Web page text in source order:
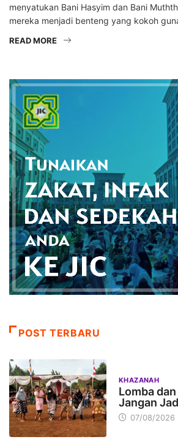
menyatukan Bani Hasyim dan Bani
mereka menjadi benteng yang kokoh
READ MORE
POST TERBARU
KHAZANAH
Lomba
Jangan
07/08/2026